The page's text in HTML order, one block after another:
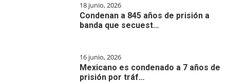
18 junio, 2026
Condenan a 845 años de prisión a
banda que secuest…
16 junio, 2026
Mexicano es condenado a 7 años de
prisión por tráf…